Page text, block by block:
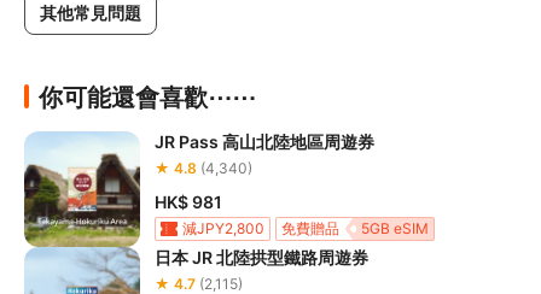
其他常見問題
你可能還會喜歡⋯⋯
JR Pass 高山北陸地區周遊券
★ 4.8 (4,340)
HK$ 981
減JPY2,800 5GB eSIM
免費贈品
日本 JR 北陸拱型鐵路周遊券
★ 4.7 (2,115)